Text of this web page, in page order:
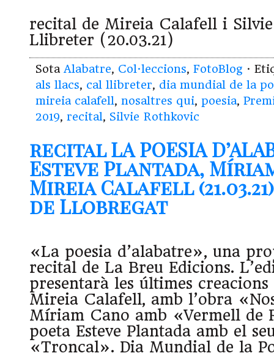
recital de Mireia Calafell i
Llibreter (20.03.21)
Sota Alabatre, Col·leccions, FotoBlog ·
als llacs, cal llibreter, dia mundial de la
mireia calafell, nosaltres qui, poesia,
2019, recital, Silvie Rothkovic
recital LA POESIA
Esteve Plantada,
Mireia Calafell
de Llobregat
«La poesia d’alabatre», una
recital de La Breu Edicions.
presentarà les últimes creacions
Mireia Calafell, amb l’obra
Míriam Cano amb «Vermell de
poeta Esteve Plantada amb el
«Troncal». Dia Mundial de la